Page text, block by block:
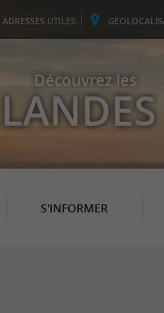
ADRESSES UTILES GEO
Découvrez les
LANDES
S'INFORMER